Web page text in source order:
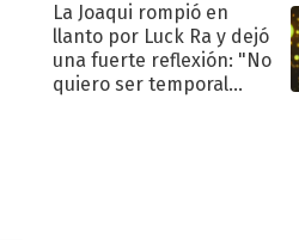
La Joaqui rompió en
llanto por Luck Ra y dejó
una fuerte reflexión: "No
quiero ser temporal